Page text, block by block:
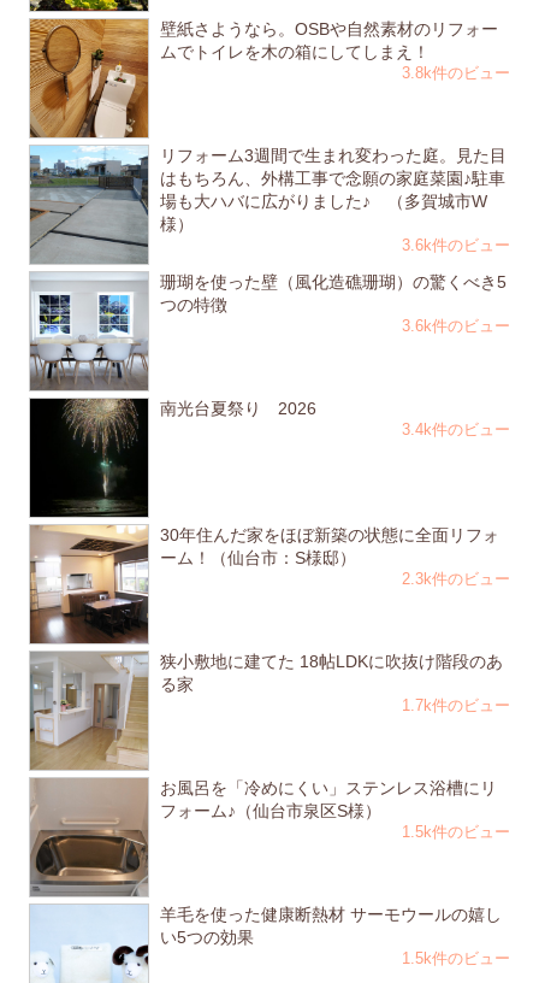
壁紙さようなら。OSBや自然素材のリフォー
ムでトイレを木の箱にしてしまえ！
3.8k件のビュー
リフォーム3週間で生まれ変わった庭。見た目
はもちろん、外構工事で念願の家庭菜園♪駐車
場も大ハバに広がりました♪ （多賀城市W
様）
3.6k件のビュー
珊瑚を使った壁（風化造礁珊瑚）の驚くべき5
つの特徴
3.6k件のビュー
南光台夏祭り 2026
3.4k件のビュー
30年住んだ家をほぼ新築の状態に全面リフォ
ーム！（仙台市：S様邸）
2.3k件のビュー
狭小敷地に建てた 18帖LDKに吹抜け階段のあ
る家
1.7k件のビュー
お風呂を「冷めにくい」ステンレス浴槽にリ
フォーム♪（仙台市泉区S様）
1.5k件のビュー
羊毛を使った健康断熱材 サーモウールの嬉し
い5つの効果
1.5k件のビュー